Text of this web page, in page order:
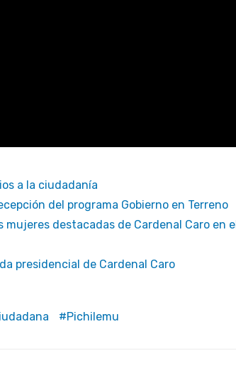
a la ciudadanía
del programa Gobierno en Terreno
destacadas de Cardenal Caro en el
presidencial de Cardenal Caro
Pichilemu